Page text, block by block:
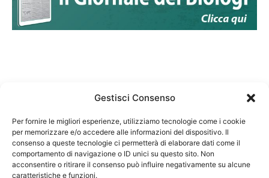
Gestisci Consenso
Per fornire le migliori esperienze, utilizziamo tecnologie come i cookie
per memorizzare e/o accedere alle informazioni del dispositivo. Il
consenso a queste tecnologie ci permetterà di elaborare dati come il
comportamento di navigazione o ID unici su questo sito. Non
acconsentire o ritirare il consenso può influire negativamente su alcune
caratteristiche e funzioni.
Federazione Nazionale Degli Ordini dei Biologi:
codice fiscale 80069130583
Responsabile sito internet www.fnob.it: Vincenzo